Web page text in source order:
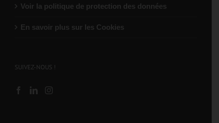
Voir la politique de protection des données
En savoir plus sur les Cookies
SUIVEZ-NOUS !